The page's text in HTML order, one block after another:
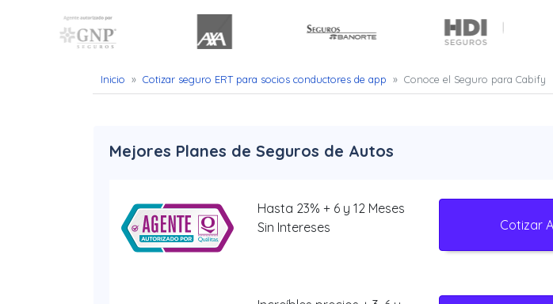
Chofer
App
Seguro Inicio » Cotizar seguro ERT para socios conductores de app » Conoce el Seguro para Cabify
Mejores Planes de Seguros de Autos
Hasta 23% + 6 y 12 Meses
Sin Intereses
Cotizar